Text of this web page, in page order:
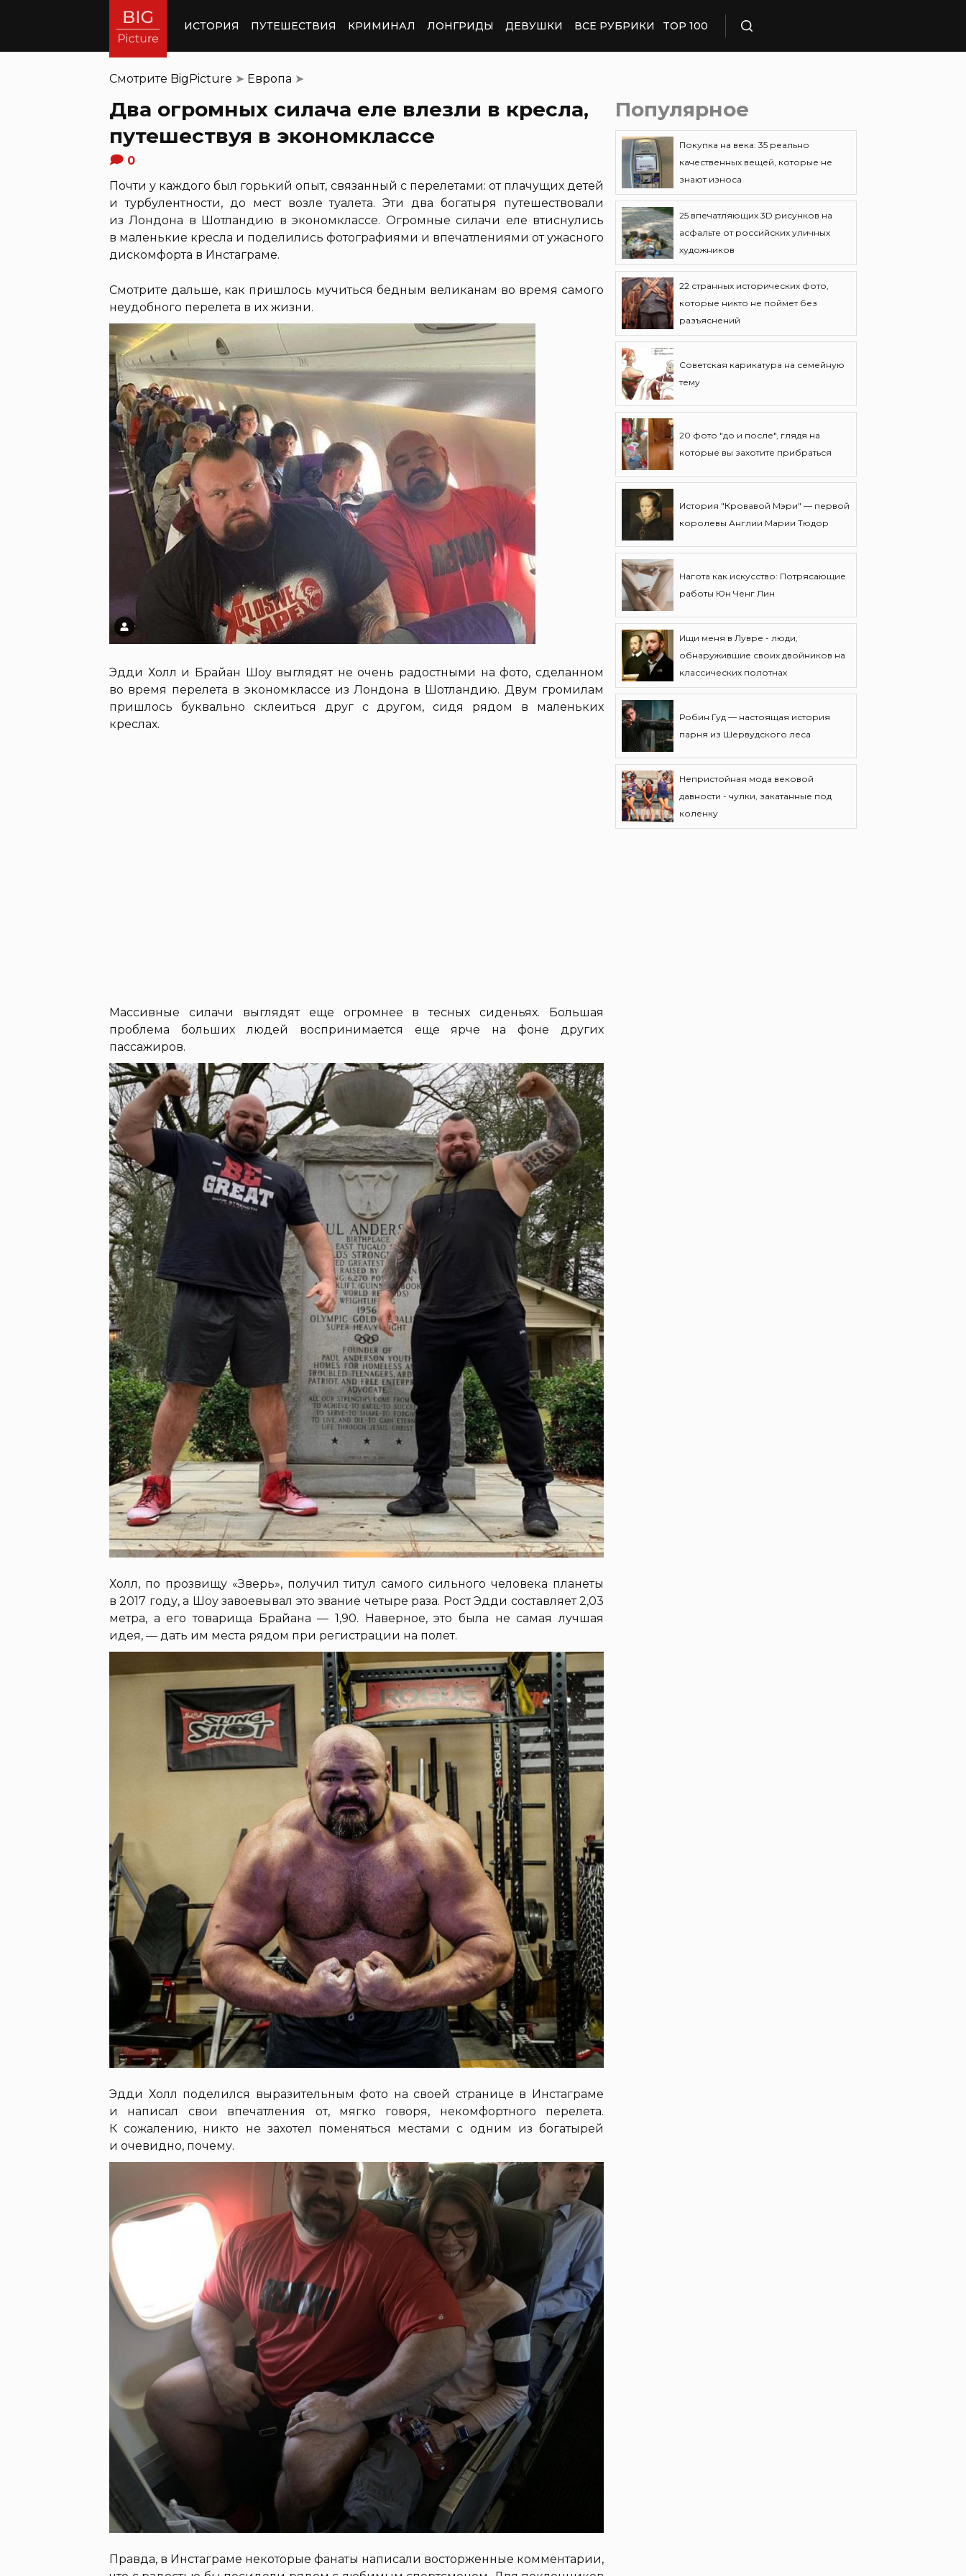
ИСТОРИЯ ПУТЕШЕСТВИЯ КРИМИНАЛ ЛОНГРИДЫ ДЕВУШКИ ВСЕ РУБРИКИ TOP 100
Смотрите BigPicture ➤ Европа ➤
Два огромных силача еле влезли в кресла,
путешествуя в экономклассе
0
Почти у каждого был горький опыт, связанный с перелетами: от плачущих детей
и турбулентности, до мест возле туалета. Эти два богатыря путешествовали
из Лондона в Шотландию в экономклассе. Огромные силачи еле втиснулись
в маленькие кресла и поделились фотографиями и впечатлениями от ужасного
дискомфорта в Инстаграме.
Смотрите дальше, как пришлось мучиться бедным великанам во время самого
неудобного перелета в их жизни.
Эдди Холл и Брайан Шоу выглядят не очень радостными на фото, сделанном
во время перелета в экономклассе из Лондона в Шотландию. Двум громилам
пришлось буквально склеиться друг с другом, сидя рядом в маленьких
креслах.
Массивные силачи выглядят еще огромнее в тесных сиденьях. Большая
проблема больших людей воспринимается еще ярче на фоне других
пассажиров.
Холл, по прозвищу «Зверь», получил титул самого сильного человека планеты
в 2017 году, а Шоу завоевывал это звание четыре раза. Рост Эдди составляет 2,03
метра, а его товарища Брайана — 1,90. Наверное, это была не самая лучшая
идея, — дать им места рядом при регистрации на полет.
Эдди Холл поделился выразительным фото на своей странице в Инстаграме
и написал свои впечатления от, мягко говоря, некомфортного перелета.
К сожалению, никто не захотел поменяться местами с одним из богатырей
и очевидно, почему.
Правда, в Инстаграме некоторые фанаты написали восторженные комментарии,
Популярное
Покупка на века: 35 реально
качественных вещей, которые не
знают износа
25 впечатляющих 3D рисунков на
асфальте от российских уличных
художников
22 странных исторических фото,
которые никто не поймет без
разъяснений
Советская карикатура на семейную
тему
20 фото "до и после", глядя на
которые вы захотите прибраться
История "Кровавой Мэри" — первой
королевы Англии Марии Тюдор
Нагота как искусство: Потрясающие
работы Юн Ченг Лин
Ищи меня в Лувре - люди,
обнаружившие своих двойников на
классических полотнах
Робин Гуд — настоящая история
парня из Шервудского леса
Непристойная мода вековой
давности - чулки, закатанные под
коленку